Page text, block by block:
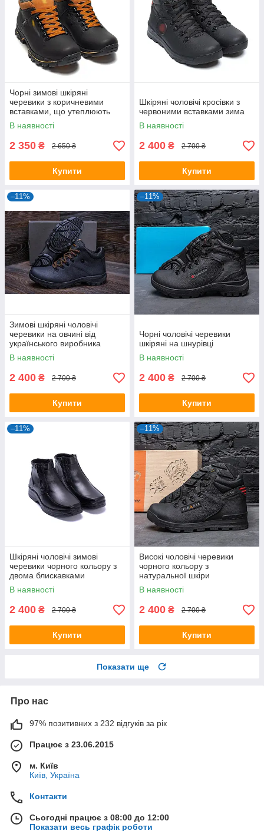
Чорні зимові шкіряні
черевики з коричневими
вставками, що утеплюють
хутром
В наявності
2 350 ₴ 2 650 ₴
Купити
Шкіряні чоловічі кросівки з
червоними вставками зима
В наявності
2 400 ₴ 2 700 ₴
Купити
–11%
Зимові шкіряні чоловічі
черевики на овчині від
українського виробника
В наявності
2 400 ₴ 2 700 ₴
Купити
–11%
Чорні чоловічі черевики
шкіряні на шнурівці
В наявності
2 400 ₴ 2 700 ₴
Купити
–11%
Шкіряні чоловічі зимові
черевики чорного кольору з
двома блискавками
В наявності
2 400 ₴ 2 700 ₴
Купити
–11%
Високі чоловічі черевики
чорного кольору з
натуральної шкіри
В наявності
2 400 ₴ 2 700 ₴
Купити
Показати ще
Про нас
97% позитивних з 232 відгуків за рік
Працює з 23.06.2015
м. Київ
Київ, Україна
Контакти
Сьогодні працює з 08:00 до 12:00
Показати весь графік роботи